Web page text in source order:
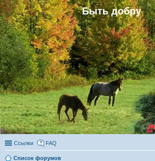
Быть добру
Ссылки FAQ
Список форумов